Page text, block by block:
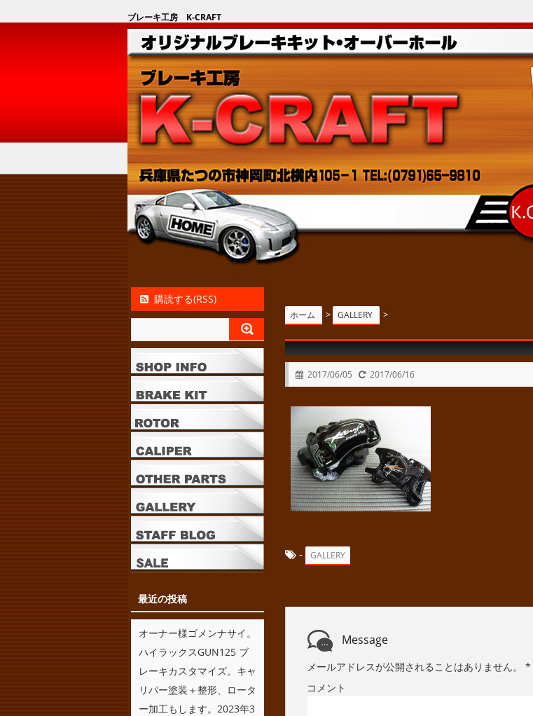
ブレーキ工房 K-CRAFT
ホーム > GALLERY >
2017/06/05 2017/06/16
- GALLERY
Message
メールアドレスが公開されることはありません。 *
コメント
購読する(RSS)
最近の投稿
オーナー様ゴメンナサイ。
ハイラックスGUN125 ブ
レーキカスタマイズ。キャ
リパー塗装＋整形、ロータ
ー加工もします。2023年3